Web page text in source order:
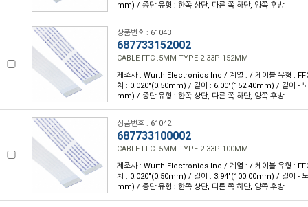
mm) / 종단 유형 : 한쪽 상단, 다른 쪽 하단, 양쪽 후방
상품번호 : 61043
687733152002
CABLE FFC .5MM TYPE 2 33P 152MM
제조사 : Wurth Electronics Inc / 계열 : / 케이블 유형 :
치 : 0.020"(0.50mm) / 길이 : 6.00"(152.40mm) / 길이 -
mm) / 종단 유형 : 한쪽 상단, 다른 쪽 하단, 양쪽 후방
상품번호 : 61042
687733100002
CABLE FFC .5MM TYPE 2 33P 100MM
제조사 : Wurth Electronics Inc / 계열 : / 케이블 유형 :
치 : 0.020"(0.50mm) / 길이 : 3.94"(100.00mm) / 길이 -
mm) / 종단 유형 : 한쪽 상단, 다른 쪽 하단, 양쪽 후방